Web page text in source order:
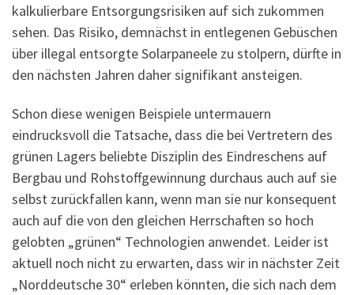
kalkulierbare Entsorgungsrisiken auf sich zukommen
sehen. Das Risiko, demnächst in entlegenen Gebüschen
über illegal entsorgte Solarpaneele zu stolpern, dürfte in
den nächsten Jahren daher signifikant ansteigen.
Schon diese wenigen Beispiele untermauern
eindrucksvoll die Tatsache, dass die bei Vertretern des
grünen Lagers beliebte Disziplin des Eindreschens auf
Bergbau und Rohstoffgewinnung durchaus auch auf sie
selbst zurückfallen kann, wenn man sie nur konsequent
auch auf die von den gleichen Herrschaften so hoch
gelobten „grünen“ Technologien anwendet. Leider ist
aktuell noch nicht zu erwarten, dass wir in nächster Zeit
„Norddeutsche 30“ erleben könnten, die sich nach dem